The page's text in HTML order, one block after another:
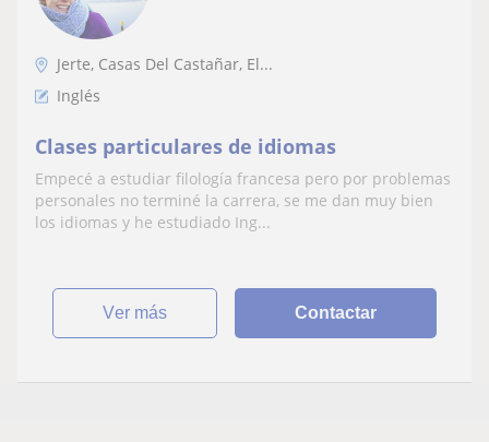
Jerte, Casas Del Castañar, El...
Inglés
Clases particulares de idiomas
Empecé a estudiar filología francesa pero por problemas
personales no terminé la carrera, se me dan muy bien
los idiomas y he estudiado Ing...
ver más Contactar